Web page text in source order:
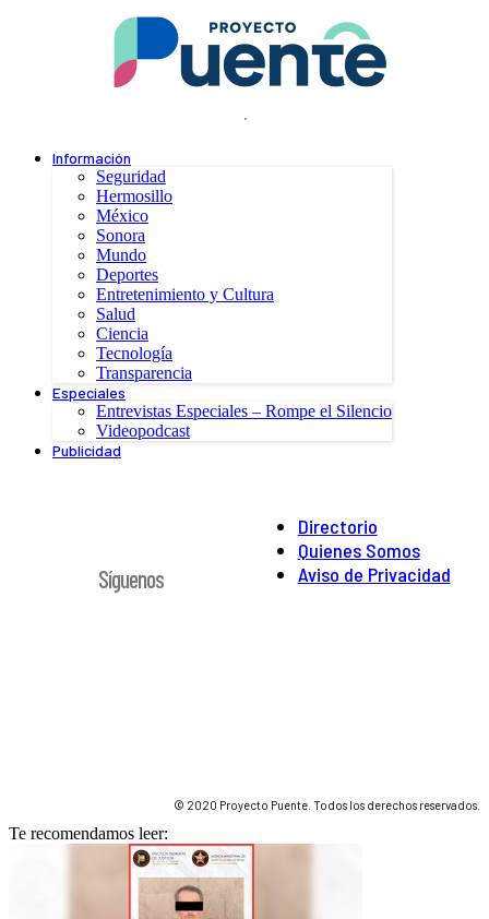
.
Información
Seguridad
Hermosillo
México
Sonora
Mundo
Deportes
Entretenimiento y Cultura
Salud
Ciencia
Tecnología
Transparencia
Especiales
Entrevistas Especiales – Rompe el Silencio
Videopodcast
Publicidad
Directorio
Quienes Somos
Aviso de Privacidad
Síguenos
© 2020 Proyecto Puente. Todos los derechos reservados.
Te recomendamos leer: